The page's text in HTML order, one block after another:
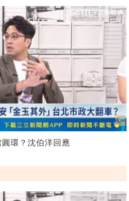
環？沈伯洋回應